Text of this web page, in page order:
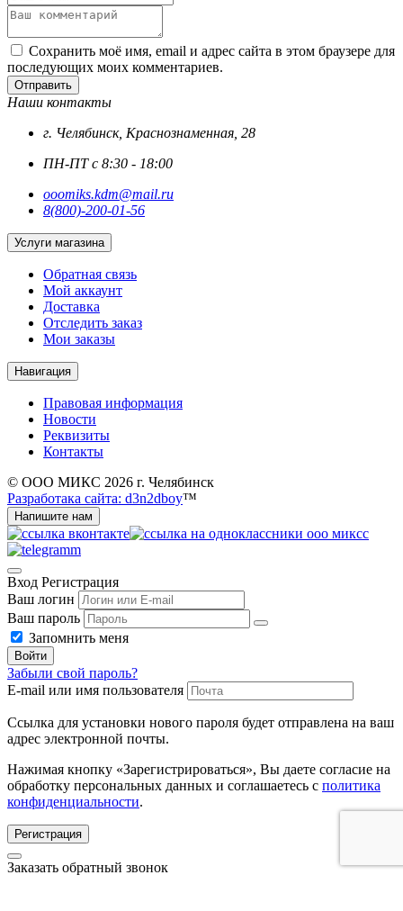
Сохранить моё имя, email и адрес сайта в этом браузере для
последующих моих комментариев.
Отправить
Наши контакты
г. Челябинск, Краснознаменная, 28
ПН-ПТ с 8:30 - 18:00
ooomiks.kdm@mail.ru
8(800)-200-01-56
Услуги магазина
Обратная связь
Мой аккаунт
Доставка
Отследить заказ
Мои заказы
Навигация
Правовая информация
Новости
Реквизиты
Контакты
© ООО МИКС 2026 г. Челябинск
Разработака сайта: d3n2dboy™
Напишите нам
Вход Регистрация
Ваш логин
Ваш пароль
Запомнить меня
Войти
Забыли свой пароль?
E-mail или имя пользователя
Ссылка для установки нового пароля будет отправлена ​​на ваш
адрес электронной почты.
Нажимая кнопку «Зарегистрироваться», Вы даете согласие на
обработку персональных данных и соглашаетесь с политика
конфиденциальности.
Регистрация
Заказать обратный звонок